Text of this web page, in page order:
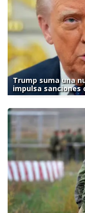
Trump suma una
impulsa sanciones